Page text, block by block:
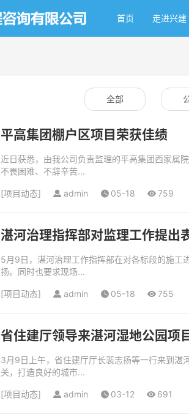
首页 走进兴建
全部
平高集团棚户区项目荣获佳绩
近日获悉，由我公司负责监理的平高集团西家属
不畏困难、不辞辛苦...
[项目动态] admin 05-18 759
湛河治理指挥部对监理工作提出
5月9日，湛河治理工作指挥部在对各标段的施工
扬。同时也要求现场...
[项目动态] admin 05-18 755
省住建厅领导来湛河湿地公园项
3月9日上午，省住建厅厅长裴志扬等一行来到湛
关，打造良好的城市...
[项目动态] admin 03-12 691